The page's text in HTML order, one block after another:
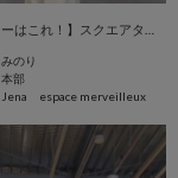
みのり
本部
Jena espace merveilleux